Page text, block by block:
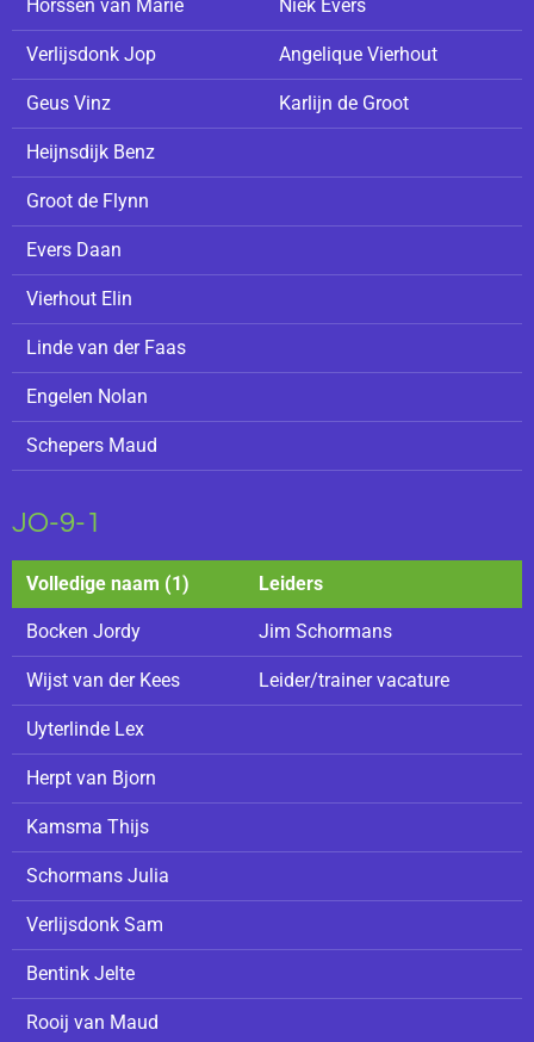
Horssen van Marie Niek Evers
Verlijsdonk Jop Angelique Vierhout
Geus Vinz Karlijn de Groot
Heijnsdijk Benz
Groot de Flynn
Evers Daan
Vierhout Elin
Linde van der Faas
Engelen Nolan
Schepers Maud
JO-9-1
Volledige naam (1) Leiders
Bocken Jordy Jim Schormans
Wijst van der Kees Leider/trainer vacature
Uyterlinde Lex
Herpt van Bjorn
Kamsma Thijs
Schormans Julia
Verlijsdonk Sam
Bentink Jelte
Rooij van Maud